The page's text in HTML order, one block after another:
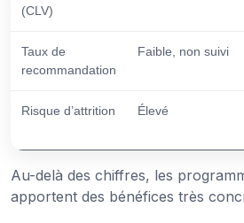
(CLV)
Taux de
recommandation
Faible, non suivi
Risque d’attrition Élevé
Au-delà des chiffres, les
apportent des bénéfices très